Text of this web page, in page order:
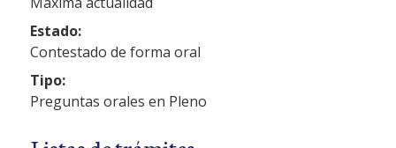
Estado:
Contestado de forma oral
Tipo:
Preguntas orales en Pleno